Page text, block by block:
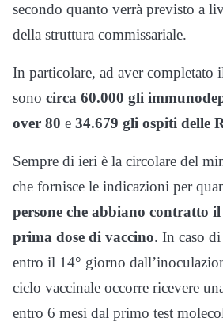
secondo quanto verrà previsto a
della struttura commissariale.
In particolare, ad aver completato
sono circa 60.000 gli
over 80 e 34.679 gli ospiti delle
Sempre di ieri è la circolare del
che fornisce le indicazioni per
persone che abbiano contratto
prima dose di vaccino. In caso
entro il 14° giorno
ciclo vaccinale occorre ricevere
entro 6 mesi dal primo test